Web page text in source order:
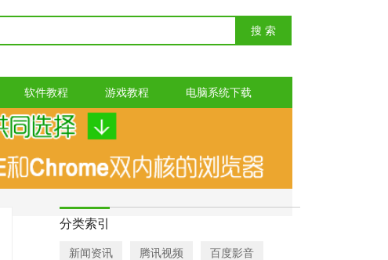
软件教程 游戏教程 电脑系统下载
分类索引
新闻资讯 腾讯视频 百度影音